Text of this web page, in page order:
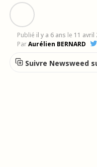
Publié il y a 6 ans le 11 avril
ParAurélien BERNARD
Suivre Newsweed